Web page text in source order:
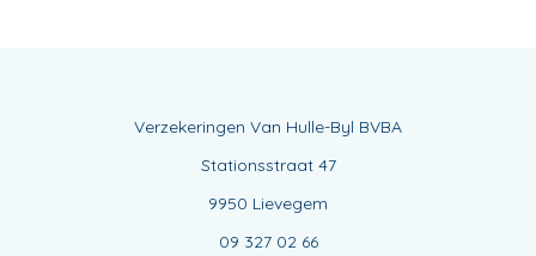
Verzekeringen Van Hulle-Byl BVBA
Stationsstraat 47
9950 Lievegem
09 327 02 66